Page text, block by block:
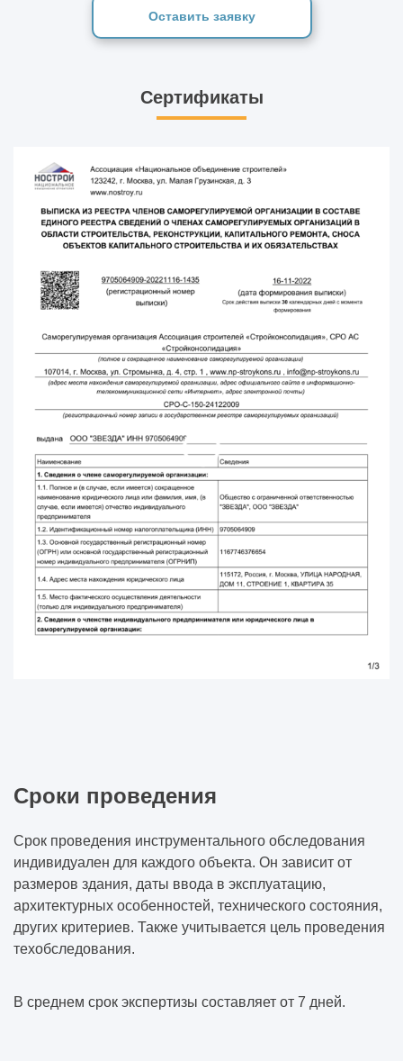
Оставить заявку
Сертификаты
Сроки проведения
Срок проведения инструментального обследования
индивидуален для каждого объекта. Он зависит от
размеров здания, даты ввода в эксплуатацию,
архитектурных особенностей, технического состояния,
других критериев. Также учитывается цель проведения
техобследования.
В среднем срок экспертизы составляет от 7 дней.